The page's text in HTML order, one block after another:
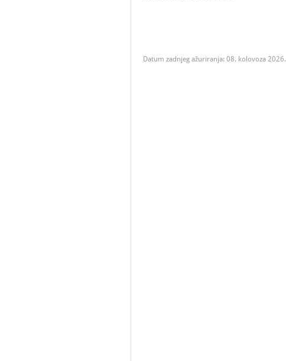
Datum zadnjeg ažuriranja: 08. kolovoza 2026.